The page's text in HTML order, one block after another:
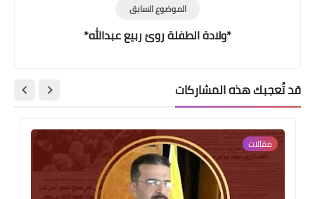
الموضوع السابق
*ولادة الطفلة روئ ربيع عبدالله*
قد تُعجبك هذه المشاركات
مقالات